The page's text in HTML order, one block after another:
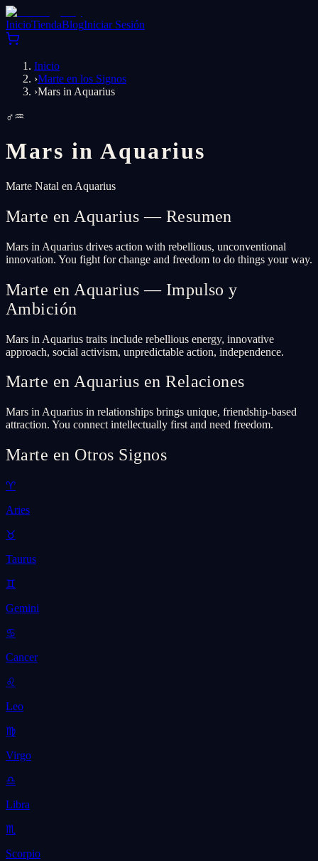
InicioTiendaBlogIniciar Sesión
Inicio
›Marte en los Signos
›Mars in Aquarius
♂♒
Mars inAquarius
Marte Natal en Aquarius
Marte en Aquarius — Resumen
Mars in Aquarius drives action with rebellious, unconventional
innovation. You fight for change and freedom to do things your way.
Marte en Aquarius — Impulso y
Ambición
Mars in Aquarius traits include rebellious energy, innovative
approach, social activism, unpredictable action, independence.
Marte en Aquarius en Relaciones
Mars in Aquarius in relationships brings unique, friendship-based
attraction. You connect intellectually first and need freedom.
Marte en Otros Signos
♈
Aries
♉
Taurus
♊
Gemini
♋
Cancer
♌
Leo
♍
Virgo
♎
Libra
♏
Scorpio